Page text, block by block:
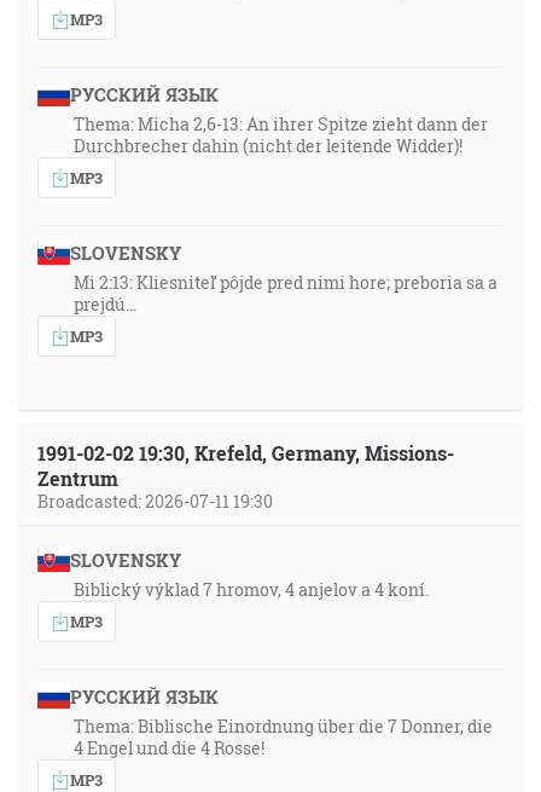
MP3
РУССКИЙ ЯЗЫК
Thema: Micha 2,6-13: An ihrer Spitze zieht dann der
Durchbrecher dahin (nicht der leitende Widder)!
MP3
SLOVENSKY
Mi 2:13: Kliesniteľ pôjde pred nimi hore; preboria sa a
prejdú…
MP3
1991-02-02 19:30, Krefeld, Germany, Missions-
Zentrum
Broadcasted: 2026-07-11 19:30
SLOVENSKY
Biblický výklad 7 hromov, 4 anjelov a 4 koní.
MP3
РУССКИЙ ЯЗЫК
Thema: Biblische Einordnung über die 7 Donner, die
4 Engel und die 4 Rosse!
MP3